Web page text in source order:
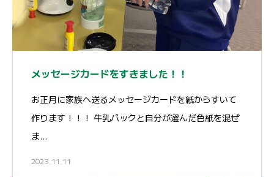
メッセージカードをすきました！！
お正月に家族へ送るメッセージカードを紙からすいて
作ります！！！ 牛乳パックと自分が選んだ色紙を混ぜ
ま…
2023.11.11